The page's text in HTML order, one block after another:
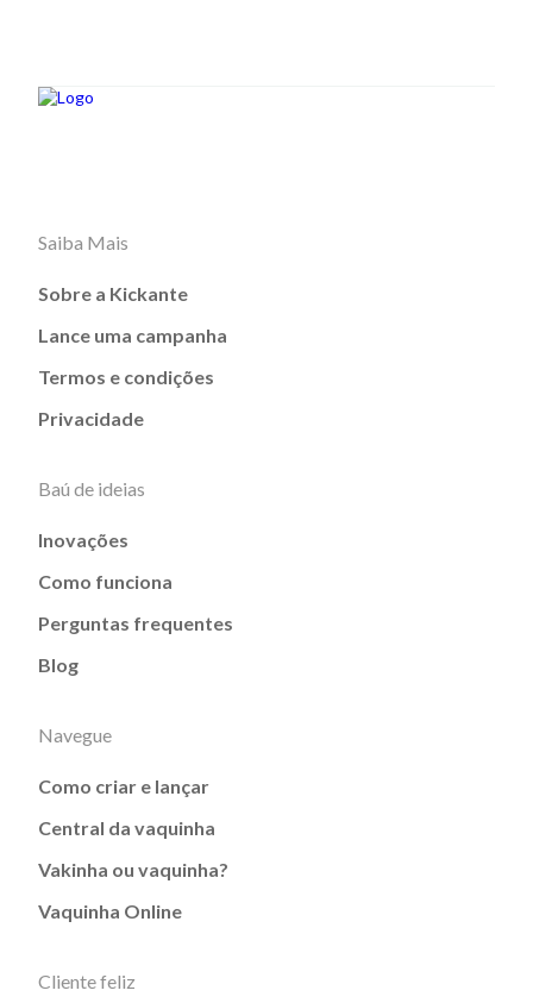
Saiba Mais
Sobre a Kickante
Lance uma campanha
Termos e condições
Privacidade
Baú de ideias
Inovações
Como funciona
Perguntas frequentes
Blog
Navegue
Como criar e lançar
Central da vaquinha
Vakinha ou vaquinha?
Vaquinha Online
Cliente feliz